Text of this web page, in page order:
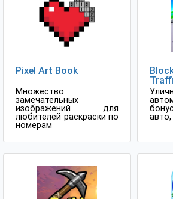
Pixel Art Book
Множество
замечательных
изображений для
любителей раскраски по
номерам